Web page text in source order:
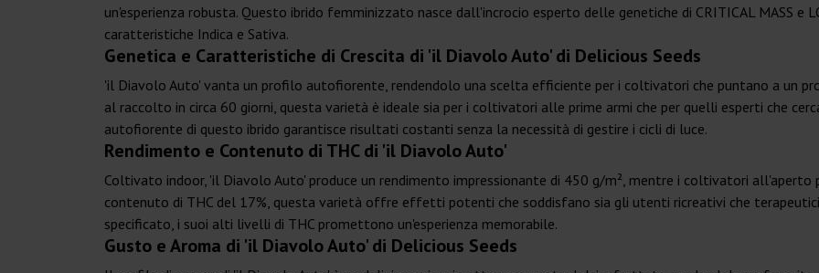
un'esperienza robusta. Questo ibrido femminizzato nasce dall'incrocio esperto delle genetiche di CRITICAL MASS e
caratteristiche Indica e Sativa.
Genetica e Caratteristiche di Crescita di 'il Diavolo Auto' di Delicious Seeds
'il Diavolo Auto' vanta un profilo autofiorente, rendendolo una scelta efficiente per i coltivatori che puntano a un
al raccolto in circa 60 giorni, questa varietà è ideale sia per i coltivatori alle prime armi che per quelli esperti che
autofiorente di questo ibrido garantisce risultati costanti senza la necessità di gestire i cicli di luce.
Rendimento e Contenuto di THC di 'il Diavolo Auto'
Coltivato indoor, 'il Diavolo Auto' produce un rendimento impressionante di 450 g/m², mentre i coltivatori all'aperto
contenuto di THC del 17%, questa varietà offre effetti potenti che soddisfano sia gli utenti ricreativi che
specificato, i suoi alti livelli di THC promettono un'esperienza memorabile.
Gusto e Aroma di 'il Diavolo Auto' di Delicious Seeds